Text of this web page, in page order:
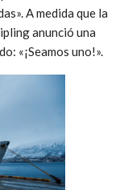
A medida que la
anunció una
«¡Seamos uno!».